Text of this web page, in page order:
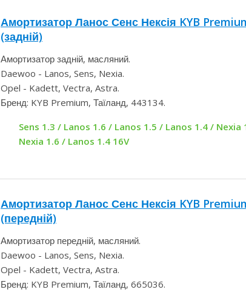
Амортизатор Ланос Сенс Нексія KYB
Амортизатор задній, масляний.
Daewoo - Lanos, Sens, Nexia.
Opel - Kadett, Vectra, Astra.
Sens 1.3 / Lanos 1.6 / Lanos 1.5 / Lanos 1.4 / Nexia
Амортизатор Ланос Сенс Нексія KYB
Амортизатор передній, масляний.
Daewoo - Lanos, Sens, Nexia.
Opel - Kadett, Vectra, Astra.